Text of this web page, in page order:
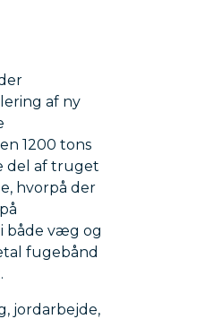
af ny
1200 tons
del af truget
hvorpå der
både væg og
fugebånd
jordarbejde,